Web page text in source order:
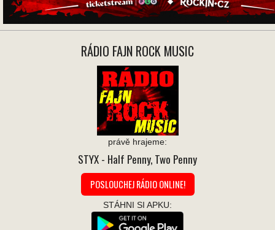
RÁDIO FAJN ROCK MUSIC
právě hrajeme:
STYX- Half Penny, Two Penny
POSLOUCHEJ RÁDIO ONLINE!
STÁHNI SI APKU: